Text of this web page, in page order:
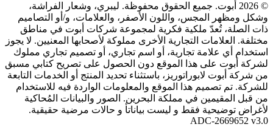
© 2026 أبوت. جميع الحقوق محفوظة. ليبري، وشعار الفراشة،
وشكل ومظهر المجس، واللون الأصفر، والعلامات، و/أو التصاميم
ذات الصلة، تُعدّ ملكية فكرية لمجموعة شركات أبوت في مناطق
مختلفة. العلامات التجارية الأخرى مملوكة لأصحابها المعنيين. لا يجوز
استخدام أي علامة تجارية، أو اسم تجاري، أو تصميم تجاري مملوك
لشركة أبوت على هذا الموقع دون الحصول على تصريح كتابي مسبق
من شركة أبوت لابوراتوريز، باستثناء تحديد المنتج أو الخدمات التابعة
للشركة. تم تصميم هذا الموقع والمعلومات الواردة فيه للاستخدام
من قبل المقيمين في مملكة البحرين. الصور والبيانات المُحاكية
لأغراض توضيحية فقط و ليست بياناتأ و حالات مرضية حقيقية.
ADC-2669652 v3.0